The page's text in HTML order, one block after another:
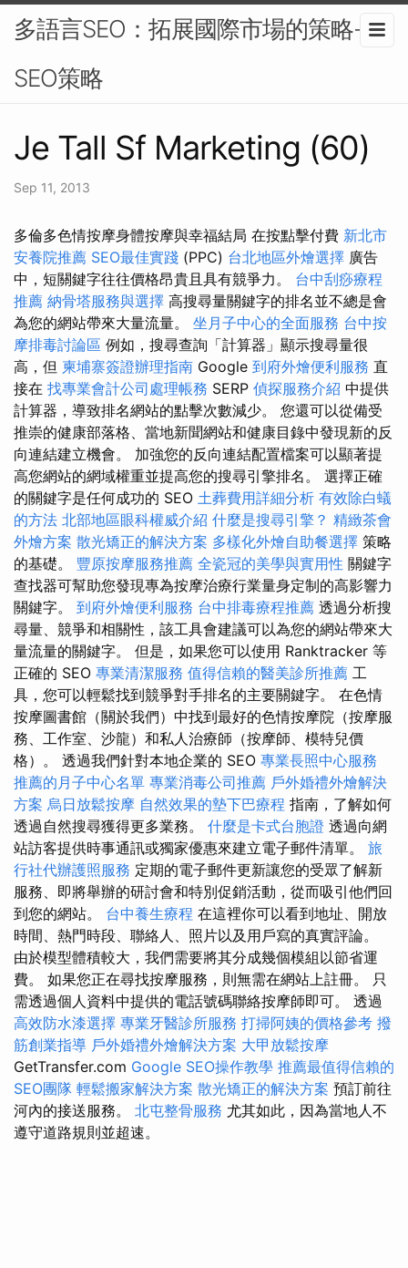
多語言SEO：拓展國際市場的策略-
SEO策略
Je Tall Sf Marketing (60)
Sep 11, 2013
多倫多色情按摩️身體按摩與幸福結局 在按點擊付費 新北市
安養院推薦 SEO最佳實踐 (PPC) 台北地區外燴選擇 廣告
中，短關鍵字往往價格昂貴且具有競爭力。 台中刮痧療程
推薦 納骨塔服務與選擇 高搜尋量關鍵字的排名並不總是會
為您的網站帶來大量流量。 坐月子中心的全面服務 台中按
摩排毒討論區 例如，搜尋查詢「計算器」顯示搜尋量很
高，但 柬埔寨簽證辦理指南 Google 到府外燴便利服務 直
接在 找專業會計公司處理帳務 SERP 偵探服務介紹 中提供
計算器，導致排名網站的點擊次數減少。 您還可以從備受
推崇的健康部落格、當地新聞網站和健康目錄中發現新的反
向連結建立機會。 加強您的反向連結配置檔案可以顯著提
高您網站的網域權重並提高您的搜尋引擎排名。 選擇正確
的關鍵字是任何成功的 SEO 土葬費用詳細分析 有效除白蟻
的方法 北部地區眼科權威介紹 什麼是搜尋引擎？ 精緻茶會
外燴方案 散光矯正的解決方案 多樣化外燴自助餐選擇 策略
的基礎。 豐原按摩服務推薦 全瓷冠的美學與實用性 關鍵字
查找器可幫助您發現專為按摩治療行業量身定制的高影響力
關鍵字。 到府外燴便利服務 台中排毒療程推薦 透過分析搜
尋量、競爭和相關性，該工具會建議可以為您的網站帶來大
量流量的關鍵字。 但是，如果您可以使用 Ranktracker 等
正確的 SEO 專業清潔服務 值得信賴的醫美診所推薦 工
具，您可以輕鬆找到競爭對手排名的主要關鍵字。 在色情
按摩圖書館（關於我們）中找到最好的色情按摩院（按摩服
務、工作室、沙龍）和私人治療師（按摩師、模特兒價
格）。 透過我們針對本地企業的 SEO 專業長照中心服務
推薦的月子中心名單 專業消毒公司推薦 戶外婚禮外燴解決
方案 烏日放鬆按摩 自然效果的墊下巴療程 指南，了解如何
透過自然搜尋獲得更多業務。 什麼是卡式台胞證 透過向網
站訪客提供時事通訊或獨家優惠來建立電子郵件清單。 旅
行社代辦護照服務 定期的電子郵件更新讓您的受眾了解新
服務、即將舉辦的研討會和特別促銷活動，從而吸引他們回
到您的網站。 台中養生療程 在這裡你可以看到地址、開放
時間、熱門時段、聯絡人、照片以及用戶寫的真實評論。
由於模型體積較大，我們需要將其分成幾個模組以節省運
費。 如果您正在尋找按摩服務，則無需在網站上註冊。 只
需透過個人資料中提供的電話號碼聯絡按摩師即可。 透過
高效防水漆選擇 專業牙醫診所服務 打掃阿姨的價格參考 撥
筋創業指導 戶外婚禮外燴解決方案 大甲放鬆按摩
GetTransfer.com Google SEO操作教學 推薦最值得信賴的
SEO團隊 輕鬆搬家解決方案 散光矯正的解決方案 預訂前往
河內的接送服務。 北屯整骨服務 尤其如此，因為當地人不
遵守道路規則並超速。